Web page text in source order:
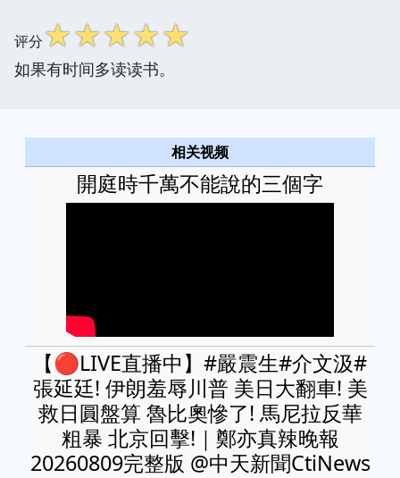
评分☆☆☆☆☆
如果有时间多读读书。
相关视频
開庭時千萬不能說的三個字
【🔴LIVE直播中】#嚴震生#介文汲#
張延廷! 伊朗羞辱川普 美日大翻車! 美
救日圓盤算 魯比奧慘了! 馬尼拉反華
粗暴 北京回擊!｜鄭亦真辣晚報
20260809完整版 @中天新聞CtiNews